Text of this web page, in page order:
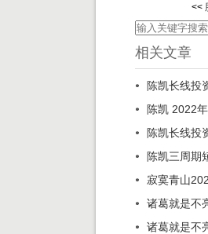
<<
相关文章
陈凯长线投
陈凯 2022
陈凯长线投
陈凯三周期
寂寞青山
诸葛就是不
诸葛就是不